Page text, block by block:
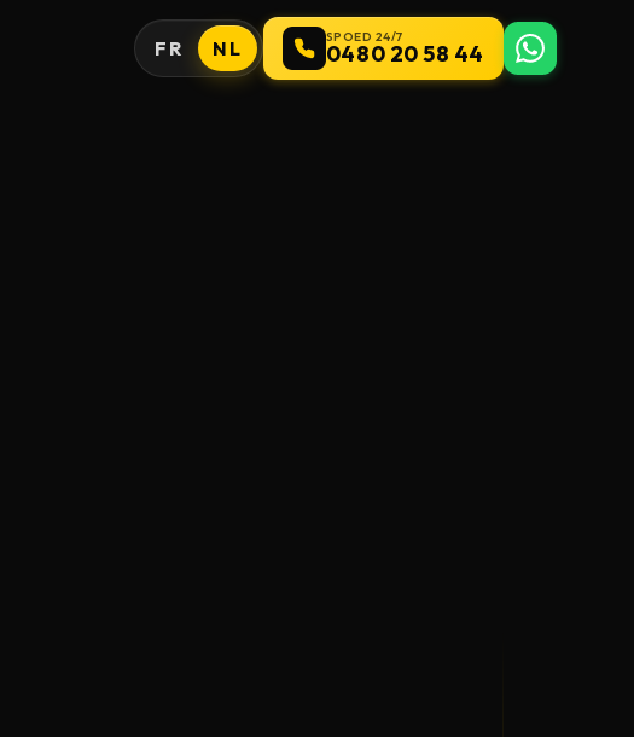
FR NL SPOED 24/7
0480 20 58 44